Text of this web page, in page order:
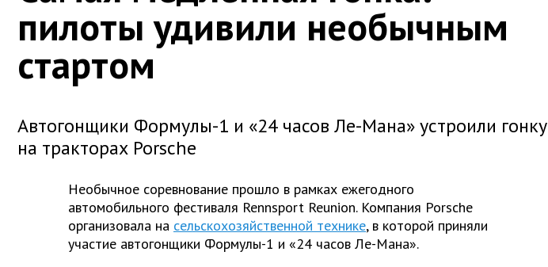
пилоты удивили необычным
стартом
Автогонщики Формулы-1 и «24 часов Ле-Мана» устроили гонку
на тракторах Porsche
Необычное соревнование прошло в рамках ежегодного
автомобильного фестиваля Rennsport Reunion. Компания Porsche
организовала на сельскохозяйственной технике, в которой приняли
участие автогонщики Формулы-1 и «24 часов Ле-Мана».